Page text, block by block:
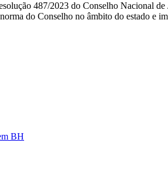
487/2023 do Conselho Nacional
do Conselho no âmbito do estado e
BH